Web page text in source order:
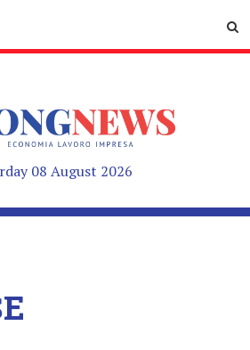
08 August 2026